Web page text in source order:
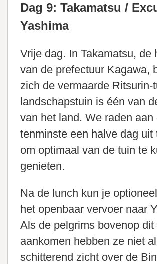
Dag 9: Takamatsu /
Yashima
Vrije dag. In Takamatsu, de
van de prefectuur Kagawa,
zich de vermaarde Ritsurin-
landschapstuin is één van
van het land. We raden aan
tenminste een halve dag uit
om optimaal van de tuin te
genieten.
Na de lunch kun je
het openbaar vervoer naar
Als de pelgrims bovenop dit
aankomen hebben ze niet
schitterend zicht over de